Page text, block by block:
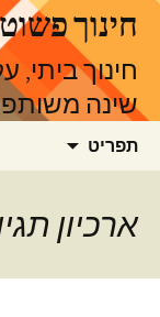
לדלג
לתוכןחינוך פשוט
חינוך
שינה
תפריט
ארכיון